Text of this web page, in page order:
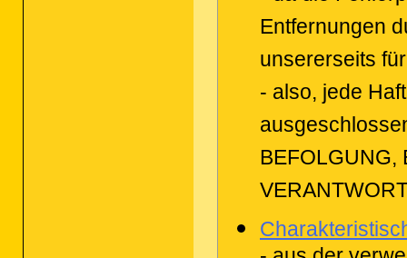
Entfernungen
unsererseits
- also, jede
BEFOLGUNG,